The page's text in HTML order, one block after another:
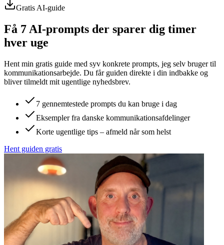
Gratis AI-guide
Få 7 AI-prompts der sparer dig timer
hver uge
Hent min gratis guide med syv konkrete prompts, jeg selv bruger til
kommunikationsarbejde. Du får guiden direkte i din indbakke og
bliver tilmeldt mit ugentlige nyhedsbrev.
7 gennemtestede prompts du kan bruge i dag
Eksempler fra danske kommunikationsafdelinger
Korte ugentlige tips – afmeld når som helst
Hent guiden gratis